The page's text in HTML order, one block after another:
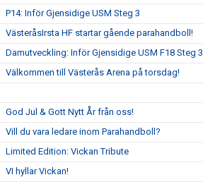
P14: Inför Gjensidige USM Steg 3
VästeråsIrsta HF startar gående parahandboll!
Damutveckling: Inför Gjensidige USM F18 Steg 3
Välkommen till Västerås Arena på torsdag!
God Jul & Gott Nytt År från oss!
Vill du vara ledare inom Parahandboll?
Limited Edition: Vickan Tribute
VI hyllar Vickan!